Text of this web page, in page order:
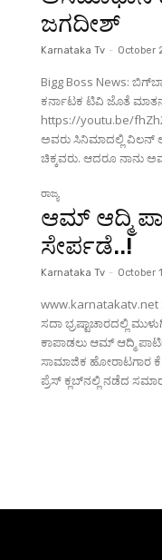
ಜಗದೀಶ್
Karnataka Tv - October
Bigg Boss News:
ಕರ್ನಾಟಕ ಟಿವಿ ಜೊತೆ
https://youtu.be/fhZh2akb5gM ಉಗ್ರಂ ಮಂಜು
ಅವರು ಸಿನಿಮಾದಲ್ಲಿ ವಿಲನ್
ಚಿಕ್ಕವರು. ಆದರೂ ನಾನು
ರಾಜ್ಯ
ಆಮ್ ಆದ್ಮಿ
ಸೇರ್ಪಡೆ..!
Karnataka Tv - October
ಸದಾ ಭ್ರಷ್ಟಾಚಾರದಲ್ಲಿ
ಕಾಪಾಡಲು ಆಮ್ ಆದ್ಮಿ
ಸಾಮಾಜಿಕ ಹೋರಾಟಗಾರ
ಪ್ರೆಸ್ ಕ್ಲಬ್‌ನಲ್ಲಿ ನಡೆದ